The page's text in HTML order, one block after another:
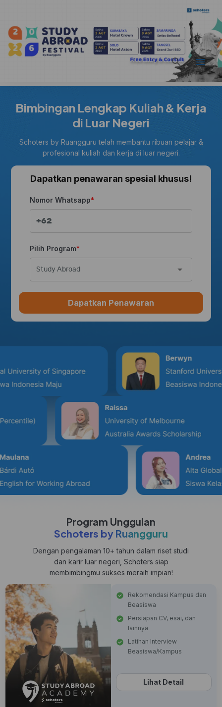
Bimbingan Lengkap Kuliah & Kerja
di Luar Negeri
Schoters by Ruangguru telah membantu ribuan pelajar &
profesional kuliah dan kerja di luar negeri.
Dapatkan penawaran spesial khusus!
Nomor Whatsapp
+62
Pilih Program
Study Abroad
Dapatkan Penawaran
Program Unggulan
Schoters by Ruangguru
Dengan pengalaman 10+ tahun dalam riset studi
dan karir luar negeri, Schoters siap
membimbingmu sukses meraih impian!
Rekomendasi Kampus dan
Beasiswa
Persiapan CV, esai, dan
lainnya
Latihan Interview
Beasiswa/Kampus
Lihat Detail